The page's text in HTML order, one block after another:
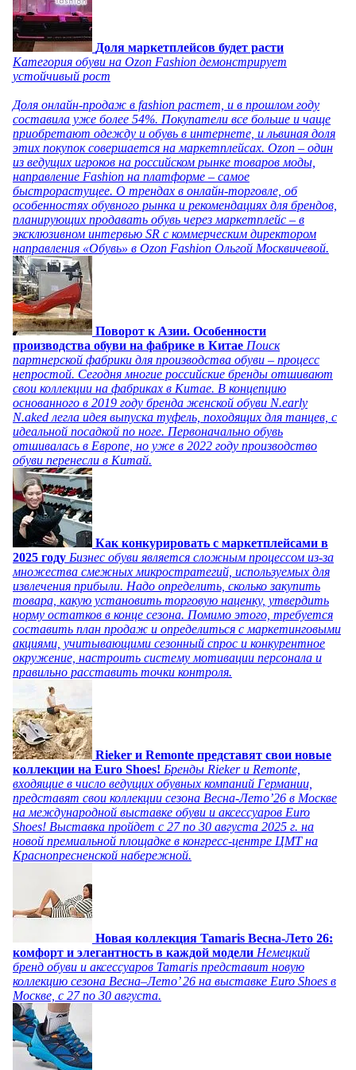
Доля маркетплейсов будет расти
Категория обуви на Ozon Fashion демонстрирует
устойчивый рост
Доля онлайн-продаж в fashion растет, и в прошлом году
составила уже более 54%. Покупатели все больше и чаще
приобретают одежду и обувь в интернете, и львиная доля
этих покупок совершается на маркетплейсах. Ozon – один
из ведущих игроков на российском рынке товаров моды,
направление Fashion на платформе – самое
быстрорастущее. О трендах в онлайн-торговле, об
особенностях обувного рынка и рекомендациях для брендов,
планирующих продавать обувь через маркетплейс – в
эксклюзивном интервью SR с коммерческим директором
направления «Обувь» в Ozon Fashion Ольгой Москвичевой.
Поворот к Азии. Особенности
производства обуви на фабрике в Китае Поиск
партнерской фабрики для производства обуви – процесс
непростой. Сегодня многие российские бренды отшивают
свои коллекции на фабриках в Китае. В концепцию
основанного в 2019 году бренда женской обуви N.early
N.aked легла идея выпуска туфель, походящих для танцев, с
идеальной посадкой по ноге. Первоначально обувь
отшивалась в Европе, но уже в 2022 году производство
обуви перенесли в Китай.
Как конкурировать с маркетплейсами в
2025 году Бизнес обуви является сложным процессом из-за
множества смежных микростратегий, используемых для
извлечения прибыли. Надо определить, сколько закупить
товара, какую установить торговую наценку, утвердить
норму остатков в конце сезона. Помимо этого, требуется
составить план продаж и определиться с маркетинговыми
акциями, учитывающими сезонный спрос и конкурентное
окружение, настроить систему мотивации персонала и
правильно расставить точки контроля.
Rieker и Remonte представят свои новые
коллекции на Euro Shoes! Бренды Rieker и Remonte,
входящие в число ведущих обувных компаний Германии,
представят свои коллекции сезона Весна-Лето’26 в Москве
на международной выставке обуви и аксессуаров Euro
Shoes! Выставка пройдет c 27 по 30 августа 2025 г. на
новой премиальной площадке в конгресс-центре ЦМТ на
Краснопресненской набережной.
Новая коллекция Tamaris Весна-Лето 26:
комфорт и элегантность в каждой модели Немецкий
бренд обуви и аксессуаров Tamaris представит новую
коллекцию сезона Весна–Лето’ 26 на выставке Euro Shoes в
Москве, с 27 по 30 августа.